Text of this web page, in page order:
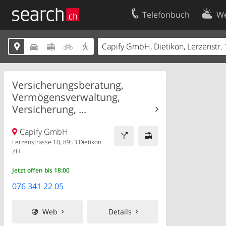
Telefonbuch
    
Versicherungsberatung,
Vermögensverwaltung,
Versicherung, ...
Capify GmbH
Lerzenstrasse 10, 8953 Dietikon
ZH
Jetzt offen bis 18:00
076 341 22 05
Web Details
Ihr Eintrag
Kundencenter Geschäftskunden
Impressum
Kontakt